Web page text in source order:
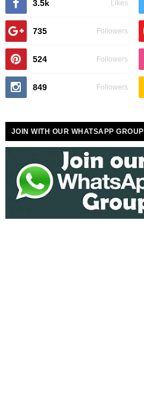
3.5k Likes
735 Followers
524 Followers
849 Followers
JOIN WITH OUR WHATSAPP GROUP